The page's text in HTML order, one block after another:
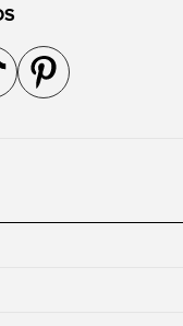
Instagramno YouTube
a gente no TikTok
Acompanhe a gente no